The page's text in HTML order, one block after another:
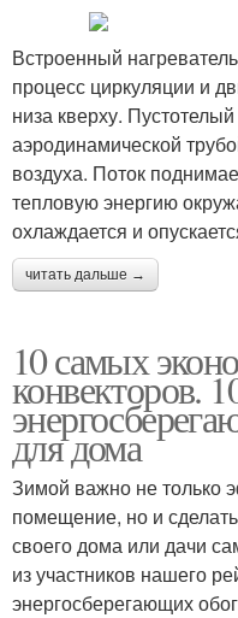
Встроенный
процесс циркуляции и
низа кверху.
аэродинамической
воздуха. Поток
тепловую энергию
охлаждается и
читать дальше →
10 самых
конвекторов.
для дома
Зимой важно не только
помещение, но и
своего дома или дачи
из участников нашего
энергосберегающих